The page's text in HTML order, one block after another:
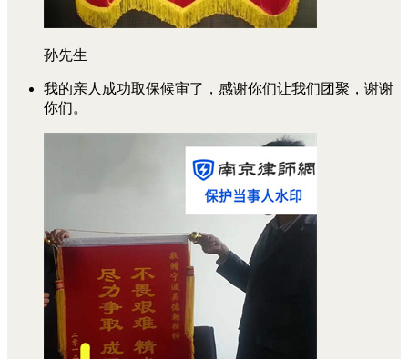
孙先生
我的亲人成功取保候审了，感谢你们让我们团聚，谢谢
你们。